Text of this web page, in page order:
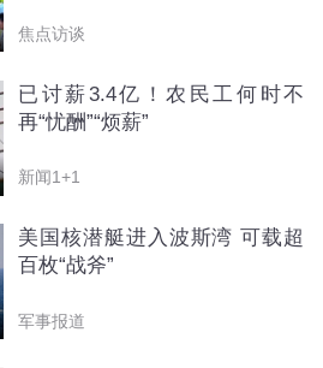
焦点访谈
已讨薪3.4亿！农民工何时不
再“忧酬”“烦薪”
新闻1+1
美国核潜艇进入波斯湾 可载超
百枚“战斧”
军事报道